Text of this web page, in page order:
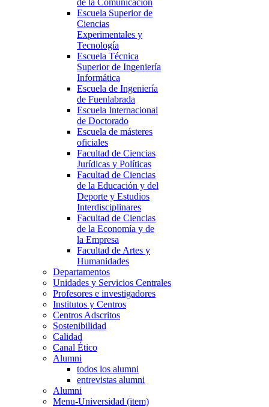
de la Comunicación
Escuela Superior de
Ciencias
Experimentales y
Tecnología
Escuela Técnica
Superior de Ingeniería
Informática
Escuela de Ingeniería
de Fuenlabrada
Escuela Internacional
de Doctorado
Escuela de másteres
oficiales
Facultad de Ciencias
Jurídicas y Políticas
Facultad de Ciencias
de la Educación y del
Deporte y Estudios
Interdisciplinares
Facultad de Ciencias
de la Economía y de
la Empresa
Facultad de Artes y
Humanidades
Departamentos
Unidades y Servicios Centrales
Profesores e investigadores
Institutos y Centros
Centros Adscritos
Sostenibilidad
Calidad
Canal Ético
Alumni
todos los alumni
entrevistas alumni
Alumni
Menu-Universidad (item)